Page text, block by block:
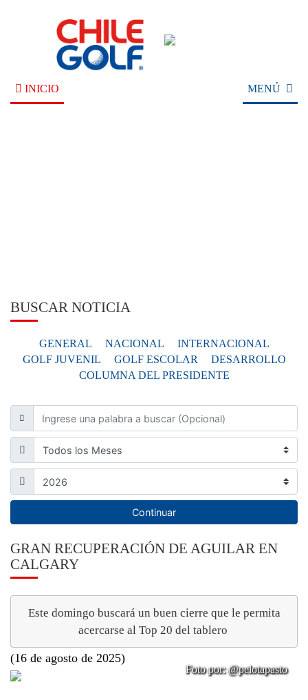
INICIO MENÚ
BUSCAR NOTICIA
GENERAL NACIONAL
INTERNACIONAL
GOLF JUVENIL
GOLF ESCOLAR
DESARROLLO
COLUMNA DEL PRESIDENTE
Continuar
GRAN RECUPERACIÓN DE AGUILAR EN
CALGARY
Este domingo buscará un buen cierre que le permita
acercarse al Top 20 del tablero
(16 de agosto de 2025)
Foto por: @pelotapasto